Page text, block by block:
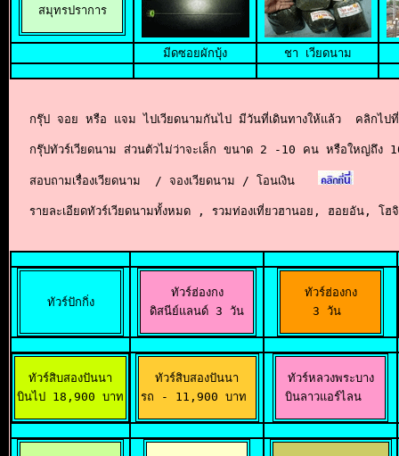
สมุทรปราการ
มีดซอยผักบุ้ง ชา เวียดนาม
กรุ๊ป จอย หรือ แจม ไปเวียดนามกันไป มีวันที่เดินทางให้แล้ว
กรุ๊ปทัวร์เวียดนาม ส่วนตัวไม่ว่าจะเล็ก ขนาด 2 -10 คน หรือใหญ่ถึง
สอบถามเรื่องเวียดนาม  / จองเวียดนาม / โอนเงิน
รายละเอียดทัวร์เวียดนามทั้งหมด , รวมท่องเที่ยวฮานอย, ฮอยอัน, โ
ทัวร์ปักกิ่ง
ทัวร์ฮ่องกง
ดิสนีย์แลนด์ 3 วัน
ทัวร์ฮ่องกง
3 วัน
ทัวร์สิบสองปันนา
บินไป 18,900 บาท
ทัวร์สิบสองปันนา
รถ - 11,900 บาท
ทัวร์หลวงพระบาง
บินลาวแอร์ไลน